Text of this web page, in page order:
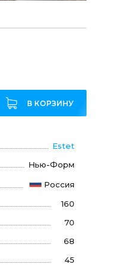
В КОРЗИНУ
Estet
Нью-Форм
Россия
160
70
68
45